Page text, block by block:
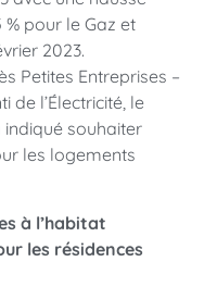
pour le Gaz et
2023.
Petites Entreprises –
de l’Électricité, le
souhaiter
les logements
à l’habitat
les résidences